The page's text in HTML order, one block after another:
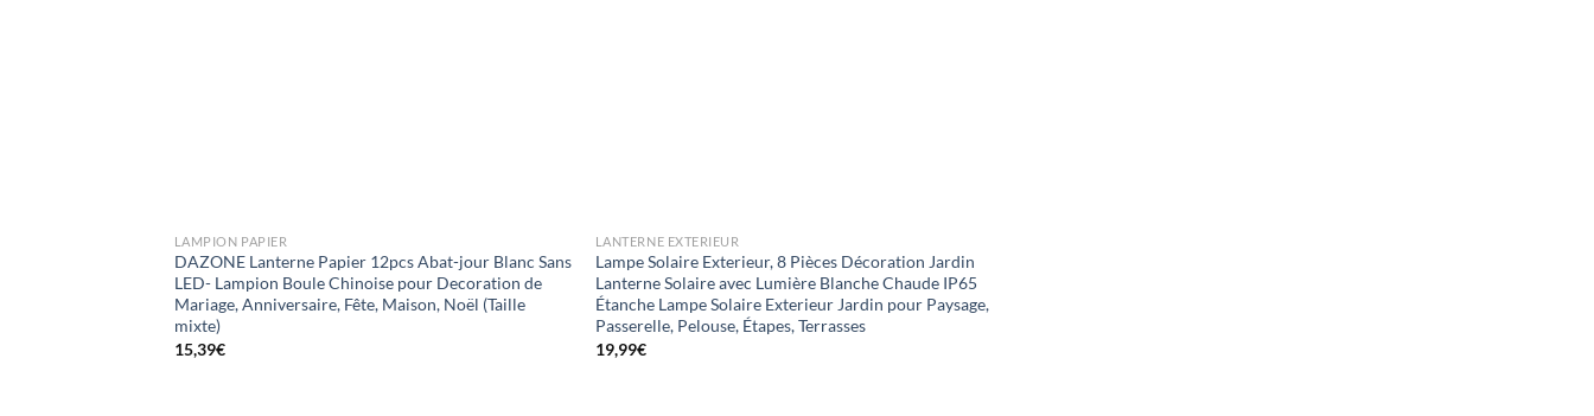
LAMPION PAPIER
DAZONE Lanterne Papier 12pcs Abat-jour Blanc Sans
LED- Lampion Boule Chinoise pour Decoration de
Mariage, Anniversaire, Fête, Maison, Noël (Taille
mixte)
15,39€
LANTERNE EXTERIEUR
Lampe Solaire Exterieur, 8 Pièces Décoration Jardin
Lanterne Solaire avec Lumière Blanche Chaude IP65
Étanche Lampe Solaire Exterieur Jardin pour Paysage,
Passerelle, Pelouse, Étapes, Terrasses
19,99€